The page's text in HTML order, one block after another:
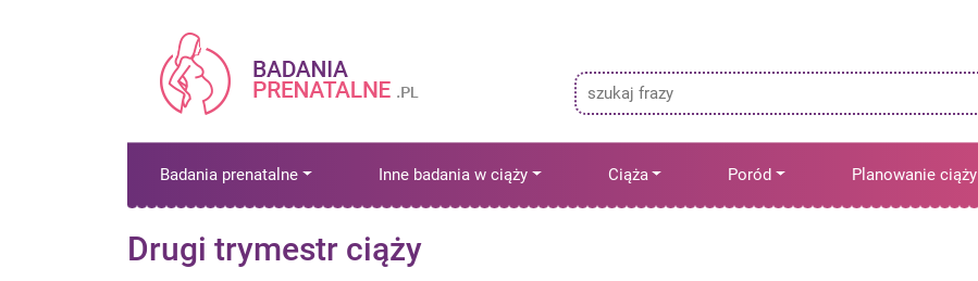
Badania prenatalne Inne badania w ciąży Ciąża Poród Planowanie ciąży
Drugi trymestr ciąży